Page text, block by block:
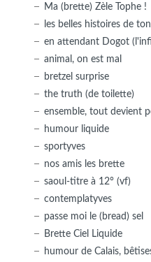
Ma (brette) Zèle Tophe !
les belles histoires de
en attendant Dogot
animal, on est mal
bretzel surprise
the truth (de toilette)
ensemble, tout devient
humour liquide
sportyves
nos amis les brette
saoul-titre à 12° (vf)
contemplatyves
passe moi le (bread) sel
Brette Ciel Liquide
humour de Calais,